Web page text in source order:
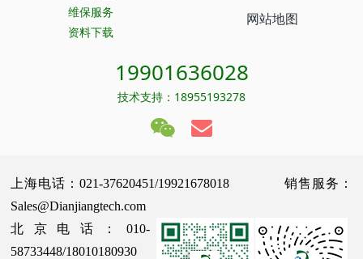
维保服务
资料下载
网站地图
19901636028
技术支持：18955193278
上海电话：021-37620451/19921678018 销售服务：
Sales@Dianjiangtech.com
北京电话：010-
58733448/18010180930